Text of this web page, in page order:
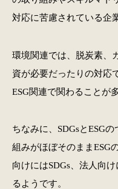
対応に苦慮されている企
環境関連では、脱炭素、
資が必要だったりの対応
ESG関連で関わることが
ちなみに、SDGsとESG
組みがほぼそのままESG
向けにはSDGs、法人向
るようです。